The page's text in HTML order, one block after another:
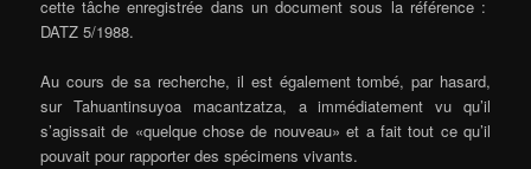
cette tâche enregistrée dans un document sous la référence :
DATZ 5/1988.
Au cours de sa recherche, il est également tombé, par hasard,
sur Tahuantinsuyoa macantzatza, a immédiatement vu qu’il
s’agissait de «quelque chose de nouveau» et a fait tout ce qu’il
pouvait pour rapporter des spécimens vivants.